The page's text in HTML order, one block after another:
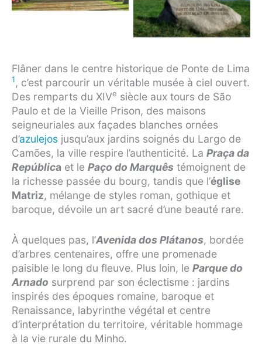
Flâner dans le centre historique de Ponte de Lima
1, c’est parcourir un véritable musée à ciel ouvert.
Des remparts du XIVe siècle aux tours de São
Paulo et de la Vieille Prison, des maisons
seigneuriales aux façades blanches ornées
d’azulejos jusqu’aux jardins soignés du Largo de
Camões, la ville respire l’authenticité. La Praça da
República et le Paço do Marquês témoignent de
la richesse passée du bourg, tandis que l’église
Matriz, mélange de styles roman, gothique et
baroque, dévoile un art sacré d’une beauté rare.
À quelques pas, l’Avenida dos Plátanos, bordée
d’arbres centenaires, offre une promenade
paisible le long du fleuve. Plus loin, le Parque do
Arnado surprend par son éclectisme : jardins
inspirés des époques romaine, baroque et
Renaissance, labyrinthe végétal et centre
d’interprétation du territoire, véritable hommage
à la vie rurale du Minho.